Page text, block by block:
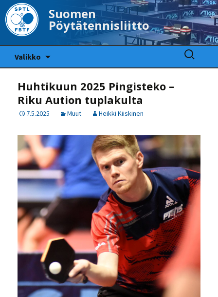
Suomen
Pöytätennisliitto
Valikko
Haku:
Huhtikuun 2025 Pingisteko –
Riku Aution tuplakulta
7.5.2025 Muut Heikki Kiiskinen